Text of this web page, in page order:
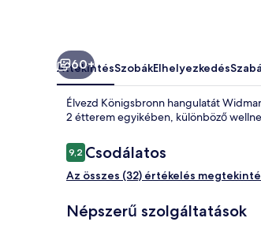
60+
ÁttekintésSzobákElhelyezkedés
Élvezd Königsbronn hangulatát
2 étterem egyikében, különböző
Értékelések
9,29,2 ennyiből: 10
Csodálatos
Az összes (32) értékelés
Népszerű szolgáltatások